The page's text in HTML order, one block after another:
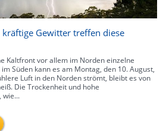
Gewitter treffen diese
Kaltfront vor allem im Norden einzelne
Süden kann es am Montag, den 10. August,
Luft in den Norden strömt, bleibt es von
Die Trockenheit und hohe
wie...